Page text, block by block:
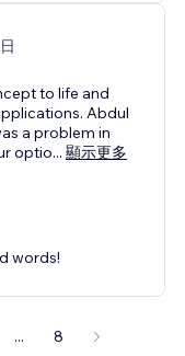
to life and
Abdul
a problem in
optio... 顯示更多
words!
... 8